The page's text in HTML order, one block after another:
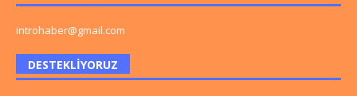
introhaber@gmail.com
DESTEKLIYORUZ